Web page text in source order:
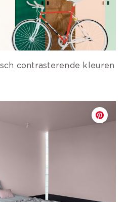
contrasterende kleuren